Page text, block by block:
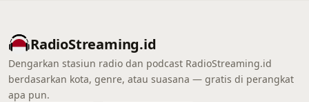
RadioStreaming.id
Dengarkan stasiun radio dan podcast RadioStreaming.id
berdasarkan kota, genre, atau suasana — gratis di perangkat
apa pun.